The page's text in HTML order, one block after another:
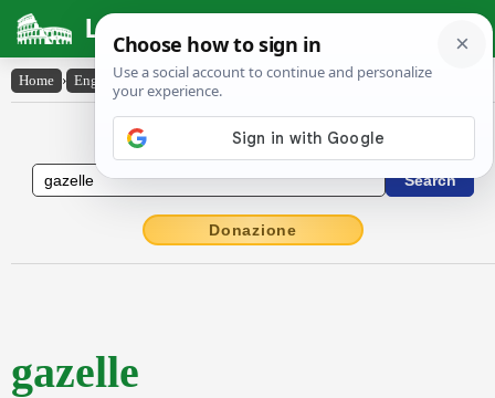
Latin Dictionary
Home › English-Latin › gazelle
English to Latin Dictionary
Donazione
gazelle